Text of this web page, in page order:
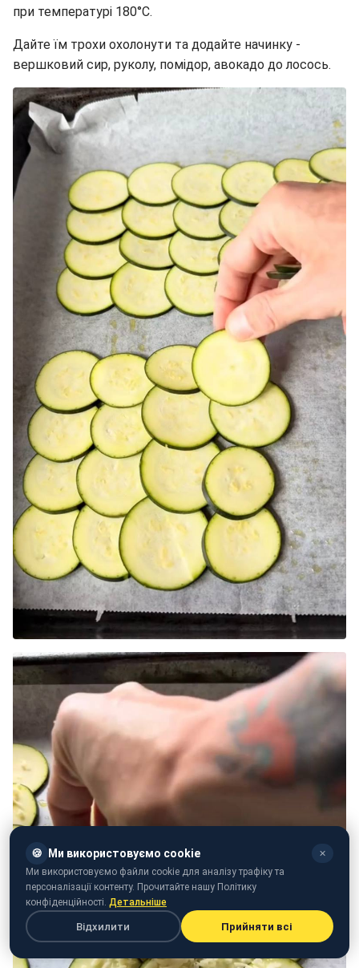
при температурі 180°C.
Дайте їм трохи охолонути та додайте начинку -
вершковий сир, руколу, помідор, авокадо до лосось.
🍪 Ми використовуємо cookie ✕
Ми використовуємо файли cookie для аналізу трафіку та
персоналізації контенту. Прочитайте нашу Політику
конфіденційності. Детальніше
Відхилити Прийняти всі